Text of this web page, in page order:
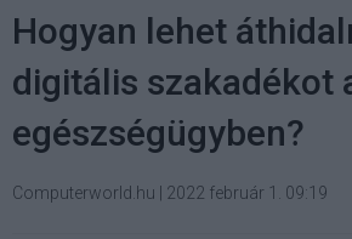
Hogyan lehet
digitális szakadékot
egészségügyben?
Computerworld.hu 2022 február 1. 09:19